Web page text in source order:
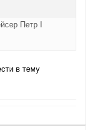
Петр I
в тему